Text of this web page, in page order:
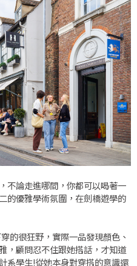
不論走進哪間，你都可以喝著一
的優雅學術氛圍，在劍橋遊學的
的很狂野，實際一品發現顏色、
，顧問忍不住跟她搭話，才知道
系學生!從她本身對穿搭的意識還